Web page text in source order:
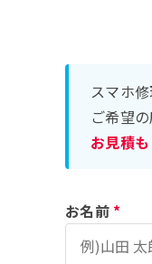
スマホ
ご希望
お見積
お名前 *